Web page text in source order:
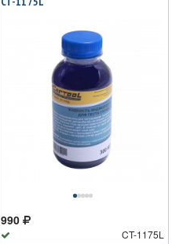
990
CT-1175L